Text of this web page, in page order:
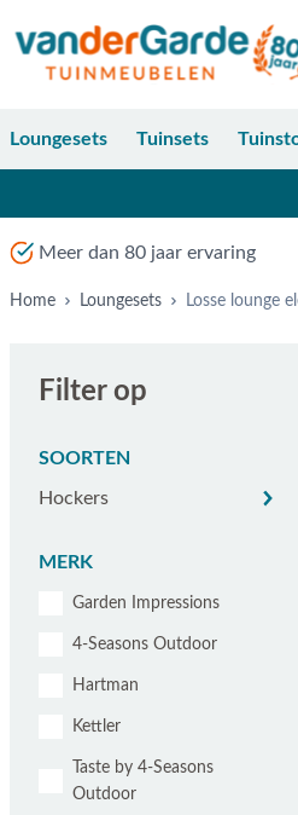
Loungesets Tuinsets
Meer dan 80 jaar ervaring
Home Loungesets Losse lounge
Filter op
SOORTEN
Hockers
Hockers
MERK
Garden Impressions
4-Seasons Outdoor
Hartman
Kettler
Taste by 4-Seasons
Outdoor